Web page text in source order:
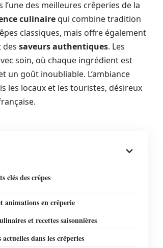
des meilleures crêperies de la
culinairequi combine tradition
classiques, mais offre également
des saveurs authentiques. Les
soin, où chaque ingrédient est
goût inoubliable. L’ambiance
les locaux et les touristes, désireux
clés des crêpes
animations en crêperie
et recettes saisonnières
actuelles dans les crêperies